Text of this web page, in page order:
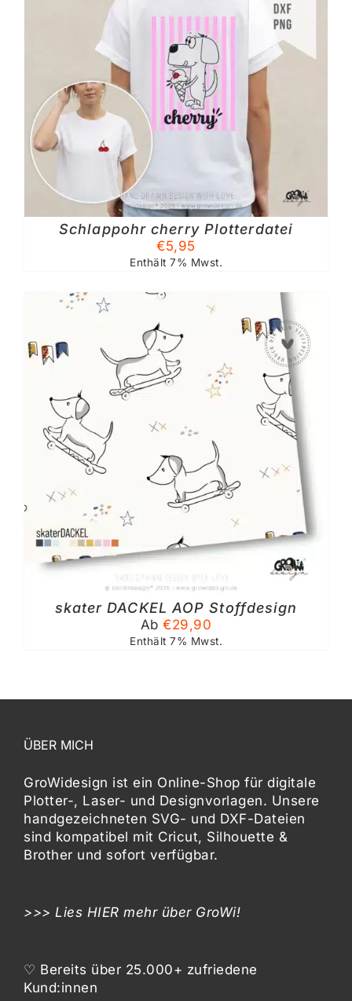
Schlappohr cherry Plotterdatei
€5,95
Enthält 7% Mwst.
skater DACKEL AOP Stoffdesign
Ab €29,90
Enthält 7% Mwst.
ÜBER MICH
GroWidesign ist ein Online-Shop für digitale
Plotter-, Laser- und Designvorlagen. Unsere
handgezeichneten SVG- und DXF-Dateien
sind kompatibel mit Cricut, Silhouette &
Brother und sofort verfügbar.
>>> Lies HIER mehr über GroWi!
♡ Bereits über 25.000+ zufriedene
Kund:innen